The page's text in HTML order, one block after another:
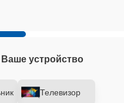
устройство
Телевизор